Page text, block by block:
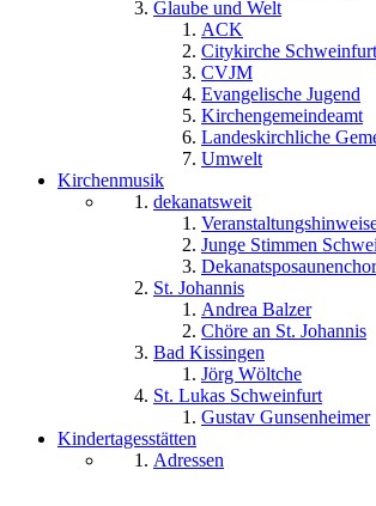
Glaube und Welt
ACK
Citykirche Schweinfurt
CVJM
Evangelische Jugend
Kirchengemeindeamt
Landeskirchliche
Umwelt
Kirchenmusik
dekanatsweit
Junge Stimmen
Dekanatsposaunenchor
St. Johannis
Andrea Balzer
Chöre an St. Johannis
Bad Kissingen
Jörg Wöltche
St. Lukas Schweinfurt
Gustav Gunsenheimer
Kindertagesstätten
Adressen